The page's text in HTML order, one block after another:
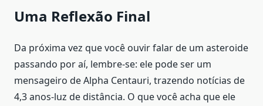
Uma Reflexão Final
Da próxima vez que você ouvir falar de um asteroide
passando por aí, lembre-se: ele pode ser um
mensageiro de Alpha Centauri, trazendo notícias de
4,3 anos-luz de distância. O que você acha que ele